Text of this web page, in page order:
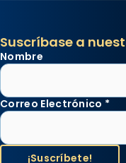
Suscríbase a
Nombre
Correo Electrónico *